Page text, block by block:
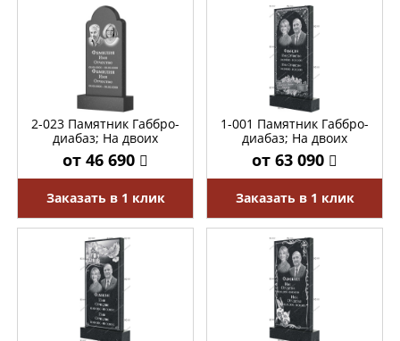
2-023 Памятник Габбро-
диабаз; На двоих
от 46 690
Заказать в 1 клик
1-001 Памятник Габбро-
диабаз; На двоих
от 63 090
Заказать в 1 клик